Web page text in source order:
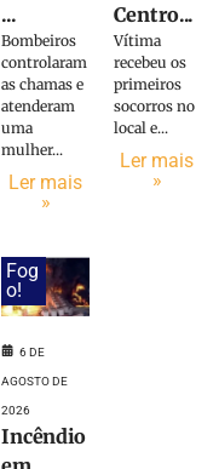
...
Bombeiros
controlaram
as chamas e
atenderam
uma
mulher...
Ler mais
»
Centro...
Vítima
recebeu os
primeiros
socorros no
local e...
Ler mais
»
Fog
o!
6 DE
AGOSTO DE
2026
Incêndio